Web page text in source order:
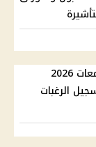
موعد ظهور نتيجة تنسيق الجامعات 2026
الرغبات